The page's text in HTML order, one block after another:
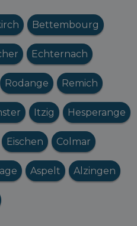
Bettembourg
Echternach
Rodange Remich
Itzig Hesperange
Eischen Colmar
Aspelt Alzingen